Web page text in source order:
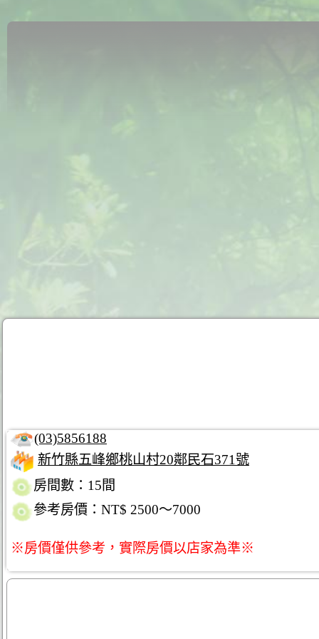
(03)5856188
新竹縣五峰鄉桃山村20鄰民石371號
房間數：15間
參考房價：NT$ 2500～7000
※房價僅供參考，實際房價以店家為準※